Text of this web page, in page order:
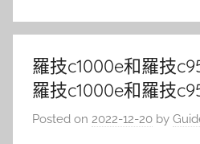
羅技c1000e和羅技
羅技c1000e和羅技
Posted on 2022-12-20 by